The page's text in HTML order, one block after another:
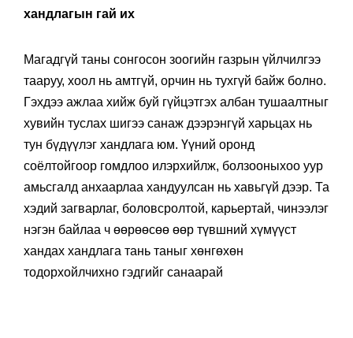
хандлагын гай их
Магадгүй таны сонгосон зоогийн газрын үйлчилгээ
тааруу, хоол нь амтгүй, орчин нь тухгүй байж болно.
Гэхдээ ажлаа хийж буй гүйцэтгэх албан тушаалтныг
хувийн туслах шигээ санаж дээрэнгүй харьцах нь
тун бүдүүлэг хандлага юм. Үүний оронд
соёлтойгоор гомдлоо илэрхийлж, болзооныхоо уур
амьсгалд анхаарлаа хандуулсан нь хавьгүй дээр. Та
хэдий загварлаг, боловсролтой, карьертай, чинээлэг
нэгэн байлаа ч өөрөөсөө өөр түвшний хүмүүст
хандах хандлага тань таныг хөнгөхөн
тодорхойлчихно гэдгийг санаарай